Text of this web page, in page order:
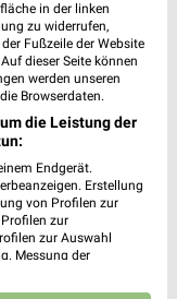
Geöffnet
in der linken
zu widerrufen,
Fußzeile der Website
dieser Seite können
werden unseren
Browserdaten.
die Leistung der
Endgerät.
Erstellung
von Profilen zur
zur
zur Auswahl
Messung der
Entwicklung und